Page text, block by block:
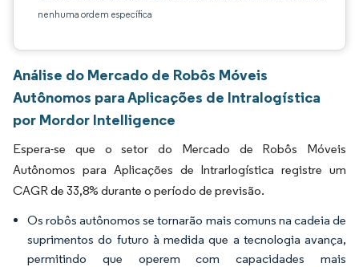
nenhuma ordem específica
Análise do Mercado de Robôs Móveis
Autônomos para Aplicações de Intralogística
por Mordor Intelligence
Espera-se que o setor do Mercado de Robôs Móveis
Autônomos para Aplicações de Intrarlogística registre um
CAGR de 33,8% durante o período de previsão.
Os robôs autônomos se tornarão mais comuns na cadeia de
suprimentos do futuro à medida que a tecnologia avança,
permitindo que operem com capacidades mais